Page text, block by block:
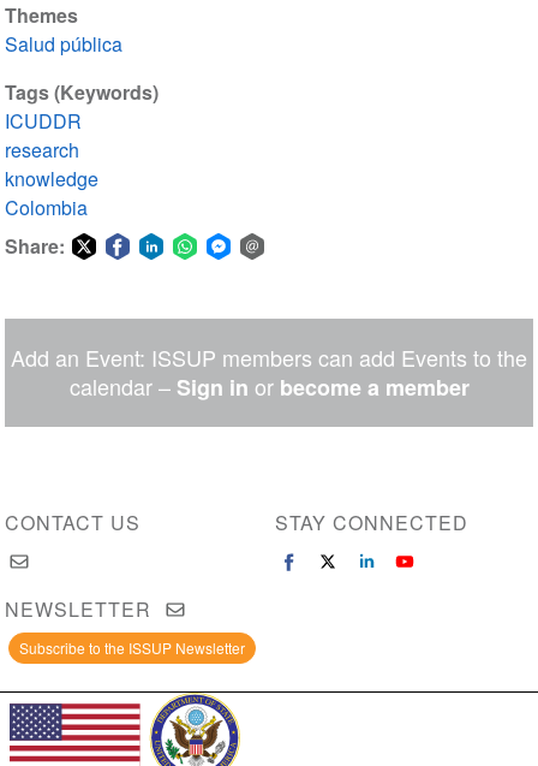
Themes
Salud pública
Tags (Keywords)
ICUDDR
research
knowledge
Colombia
Share:
Messenger
Add an Event: ISSUP members can add Events to the
calendar – Sign in or become a member
CONTACT US STAY CONNECTED
NEWSLETTER
Subscribe to the ISSUP Newsletter